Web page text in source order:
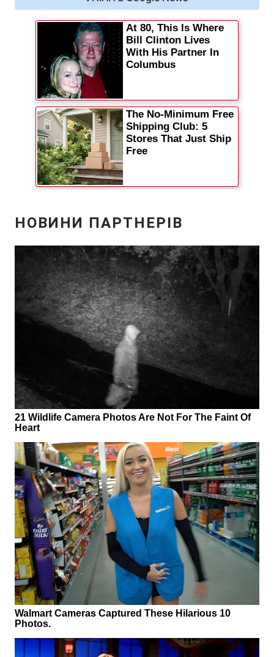
Реклама на сайті Фотобанк
Моніторинг Пресцентр